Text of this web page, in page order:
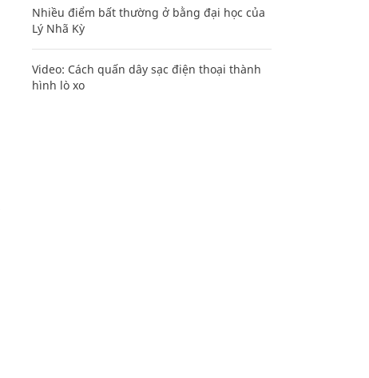
Nhiều điểm bất thường ở bằng đại học của
Lý Nhã Kỳ
Video: Cách quấn dây sạc điện thoại thành
hình lò xo